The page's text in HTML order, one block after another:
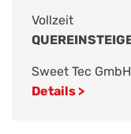
Vollzeit
Sweet Tec GmbH
Details >